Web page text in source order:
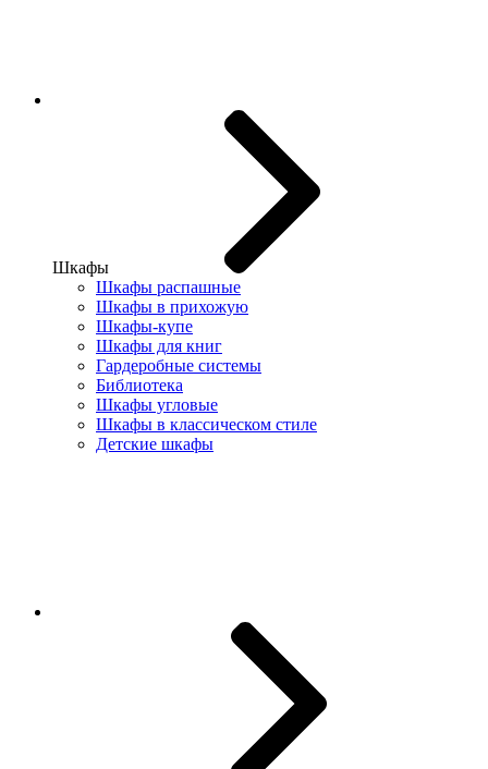
Шкафы
Шкафы распашные
Шкафы в прихожую
Шкафы-купе
Шкафы для книг
Гардеробные системы
Библиотека
Шкафы угловые
Шкафы в классическом стиле
Детские шкафы